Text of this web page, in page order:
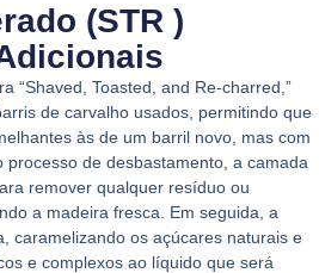
(STR )
“Shaved, Toasted, and Re-charred,”
de carvalho usados, permitindo que
às de um barril novo, mas com
processo de desbastamento, a camada
remover qualquer resíduo ou
a madeira fresca. Em seguida, a
caramelizando os açúcares naturais e
e complexos ao líquido que será